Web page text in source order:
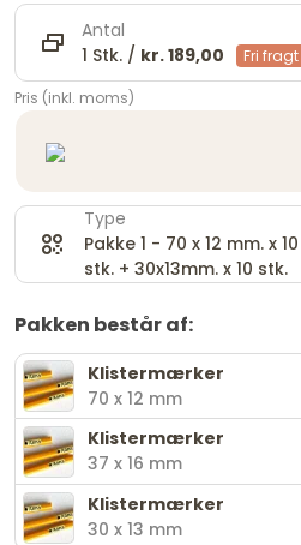
Antal
1 Stk. / kr. 189,00 Fri fragt
Pris (inkl. moms)
Type
Pakke 1 - 70 x 12 mm. x
stk. + 30x13mm. x 10 stk.
Pakken består af:
Klistermærker
70 x 12 mm
Klistermærker
37 x 16 mm
Klistermærker
30 x 13 mm